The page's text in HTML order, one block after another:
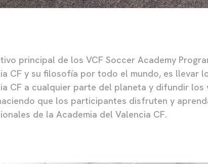
principal de los VCF Soccer Academy
CF y su filosofía por todo el mundo, es llevar
CF a cualquier parte del planeta y difundir los
que los participantes disfruten y
de la Academia del Valencia CF.